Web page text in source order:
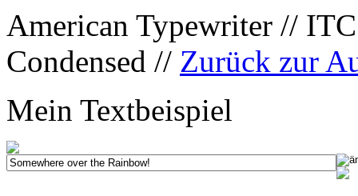
American Typewriter //
Condensed // Zurück zur
Mein Textbeispiel